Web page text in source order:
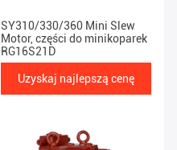
SY310/330/360 Mini Slew
Motor, części do minikoparek
RG16S21D
Uzyskaj najlepszą cenę